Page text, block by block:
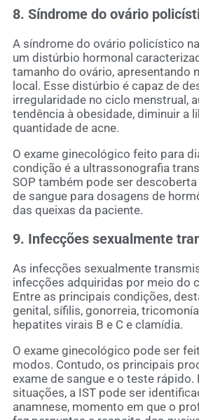
8. Síndrome do ovário
A síndrome do ovário policístico
um distúrbio hormonal
tamanho do ovário, apresentando
local. Esse distúrbio é capaz de
irregularidade no ciclo menstrual,
tendência à obesidade, diminuir a
quantidade de acne.
O exame ginecológico feito para
condição é a ultrassonografia
SOP também pode ser
de sangue para dosagens de
das queixas da paciente.
9. Infecções sexualmente
As infecções sexualmente
infecções adquiridas por meio do
Entre as principais condições,
genital, sífilis, gonorreia,
hepatites virais B e C e clamídia.
O exame ginecológico pode ser
modos. Contudo, os principais
exame de sangue e o teste rápido.
situações, a IST pode ser
anamnese, momento em que o